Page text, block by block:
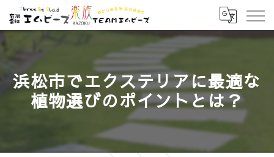
浜松市でエクステリアに最適な
植物選びのポイントとは？